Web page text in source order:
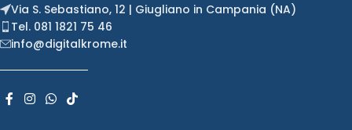
Via S. Sebastiano, 12 | Giugliano in Campania (NA)
Tel. 081 1821 75 46
info@digitalkrome.it